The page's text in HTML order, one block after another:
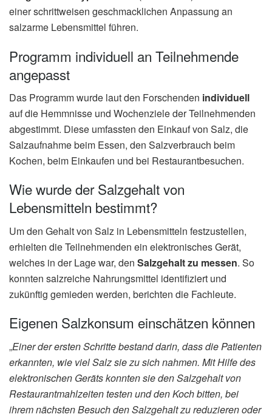
einer schrittweisen geschmacklichen Anpassung an
salzarme Lebensmittel führen.
Programm individuell an Teilnehmende
angepasst
Das Programm wurde laut den Forschenden individuell
auf die Hemmnisse und Wochenziele der Teilnehmenden
abgestimmt. Diese umfassten den Einkauf von Salz, die
Salzaufnahme beim Essen, den Salzverbrauch beim
Kochen, beim Einkaufen und bei Restaurantbesuchen.
Wie wurde der Salzgehalt von
Lebensmitteln bestimmt?
Um den Gehalt von Salz in Lebensmitteln festzustellen,
erhielten die Teilnehmenden ein elektronisches Gerät,
welches in der Lage war, den Salzgehalt zu messen. So
konnten salzreiche Nahrungsmittel identifiziert und
zukünftig gemieden werden, berichten die Fachleute.
Eigenen Salzkonsum einschätzen können
„Einer der ersten Schritte bestand darin, dass die Patienten
erkannten, wie viel Salz sie zu sich nahmen. Mit Hilfe des
elektronischen Geräts konnten sie den Salzgehalt von
Restaurantmahlzeiten testen und den Koch bitten, bei
ihrem nächsten Besuch den Salzgehalt zu reduzieren oder